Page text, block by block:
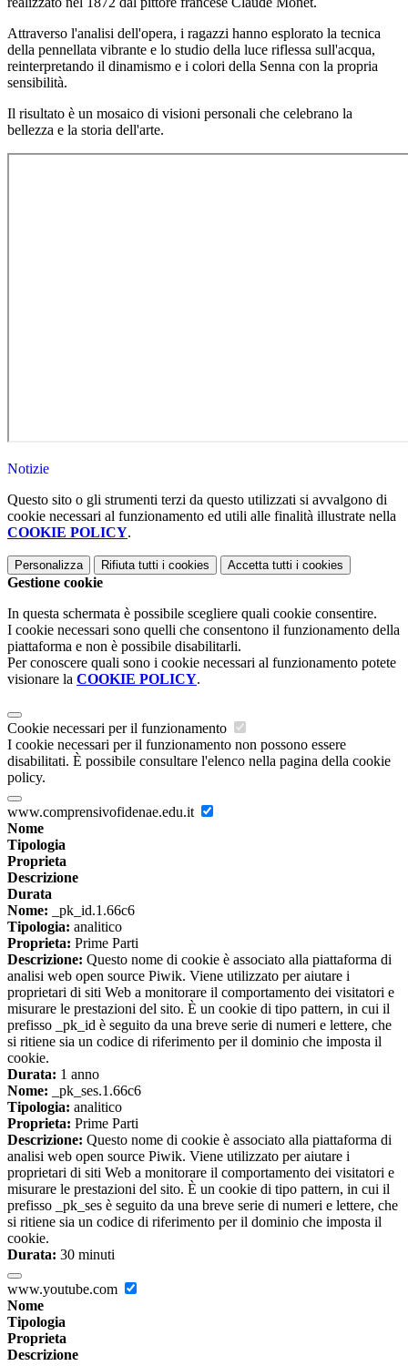
Attraverso l'analisi dell'opera, i ragazzi hanno esplorato la tecnica
della pennellata vibrante e lo studio della luce riflessa sull'acqua,
reinterpretando il dinamismo e i colori della Senna con la propria
sensibilità.
Il risultato è un mosaico di visioni personali che celebrano la
bellezza e la storia dell'arte.
Notizie
Questo sito o gli strumenti terzi da questo utilizzati si avvalgono di
cookie necessari al funzionamento ed utili alle finalità illustrate nella
COOKIE POLICY.
Personalizza Rifiuta tutti i cookies Accetta tutti i cookies
Gestione cookie
In questa schermata è possibile scegliere quali cookie consentire.
I cookie necessari sono quelli che consentono il funzionamento della
piattaforma e non è possibile disabilitarli.
Per conoscere quali sono i cookie necessari al funzionamento potete
visionare la COOKIE POLICY.
Cookie necessari per il funzionamento
I cookie necessari per il funzionamento non possono essere
disabilitati. È possibile consultare l'elenco nella pagina della cookie
policy.
www.comprensivofidenae.edu.it
Nome
Tipologia
Proprieta
Descrizione
Durata
Nome: _pk_id.1.66c6
Tipologia: analitico
Proprieta: Prime Parti
Descrizione: Questo nome di cookie è associato alla piattaforma di
analisi web open source Piwik. Viene utilizzato per aiutare i
proprietari di siti Web a monitorare il comportamento dei visitatori e
misurare le prestazioni del sito. È un cookie di tipo pattern, in cui il
prefisso _pk_id è seguito da una breve serie di numeri e lettere, che
si ritiene sia un codice di riferimento per il dominio che imposta il
cookie.
Durata: 1 anno
Nome: _pk_ses.1.66c6
Tipologia: analitico
Proprieta: Prime Parti
Descrizione: Questo nome di cookie è associato alla piattaforma di
analisi web open source Piwik. Viene utilizzato per aiutare i
proprietari di siti Web a monitorare il comportamento dei visitatori e
misurare le prestazioni del sito. È un cookie di tipo pattern, in cui il
prefisso _pk_ses è seguito da una breve serie di numeri e lettere, che
si ritiene sia un codice di riferimento per il dominio che imposta il
cookie.
Durata: 30 minuti
www.youtube.com
Nome
Tipologia
Proprieta
Descrizione